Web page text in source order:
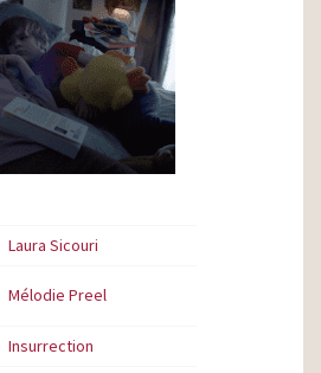
Laura Sicouri
Mélodie Preel
Insurrection